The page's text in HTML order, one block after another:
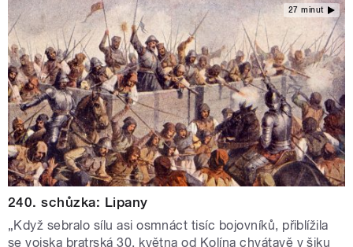
27 minut
240. schůzka: Lipany
„Když sebralo sílu asi osmnáct tisíc bojovníků, přiblížila
se vojska bratrská 30. května od Kolína chvátavě v šiku